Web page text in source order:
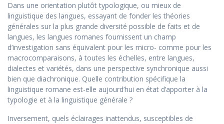
Dans une orientation plutôt typologique, ou mieux de
linguistique des langues, essayant de fonder les théories
générales sur la plus grande diversité possible de faits et de
langues, les langues romanes fournissent un champ
d’investigation sans équivalent pour les micro- comme pour les
macrocomparaisons, à toutes les échelles, entre langues,
dialectes et variétés, dans une perspective synchronique aussi
bien que diachronique. Quelle contribution spécifique la
linguistique romane est-elle aujourd’hui en état d’apporter à la
typologie et à la linguistique générale ?
Inversement, quels éclairages inattendus, susceptibles de